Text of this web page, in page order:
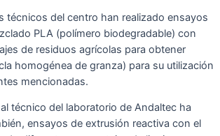
técnicos del centro han realizado ensayos
PLA (polímero biodegradable) con
de residuos agrícolas para obtener
homogénea de granza) para su utilización
mencionadas.
técnico del laboratorio de Andaltec ha
ensayos de extrusión reactiva con el